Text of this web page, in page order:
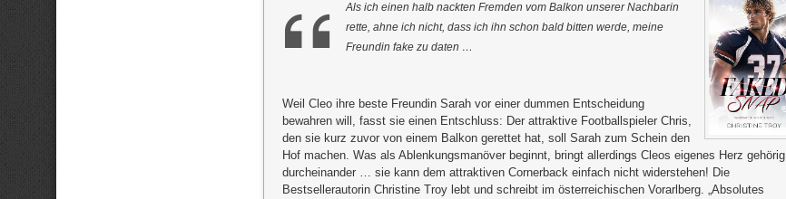
Als ich einen halb nackten Fremden vom Balkon unserer Nachbarin
rette, ahne ich nicht, dass ich ihn schon bald bitten werde, meine
Freundin fake zu daten …
Weil Cleo ihre beste Freundin Sarah vor einer dummen Entscheidung
bewahren will, fasst sie einen Entschluss: Der attraktive Footballspieler Chris,
den sie kurz zuvor von einem Balkon gerettet hat, soll Sarah zum Schein den
Hof machen. Was als Ablenkungsmanöver beginnt, bringt allerdings Cleos eigenes Herz gehörig
durcheinander … sie kann dem attraktiven Cornerback einfach nicht widerstehen! Die
Bestsellerautorin Christine Troy lebt und schreibt im österreichischen Vorarlberg. „Absolutes